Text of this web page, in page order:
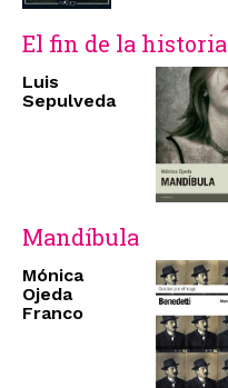
El fin de la historia
Luis
Sepulveda
Mandíbula
Mónica
Ojeda
Franco